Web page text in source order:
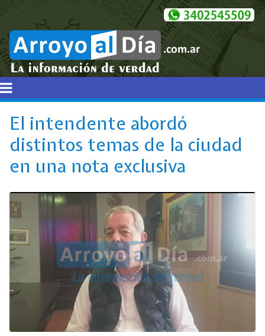
El intendente abordó
distintos temas de la ciudad
en una nota exclusiva